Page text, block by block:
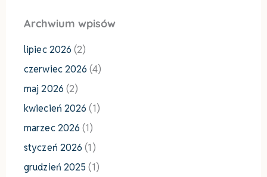
Archwium wpisów
lipiec 2026 (2)
czerwiec 2026 (4)
maj 2026 (2)
kwiecień 2026 (1)
marzec 2026 (1)
styczeń 2026 (1)
grudzień 2025 (1)